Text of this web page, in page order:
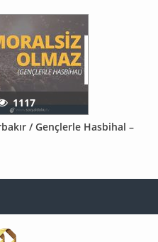
/ Gençlerle Hasbihal –
1117